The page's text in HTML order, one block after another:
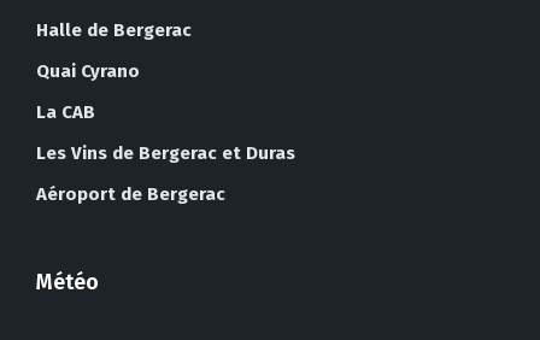
Halle de Bergerac
Quai Cyrano
La CAB
Les Vins de Bergerac et Duras
Aéroport de Bergerac
Météo